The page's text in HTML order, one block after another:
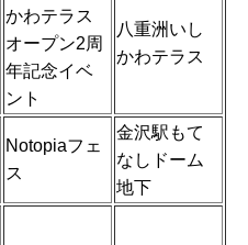
かわテラス
オープン2周
年記念イベ
ント
八重洲いし
かわテラス
Notopiaフェ
ス
金沢駅もて
なしドーム
地下